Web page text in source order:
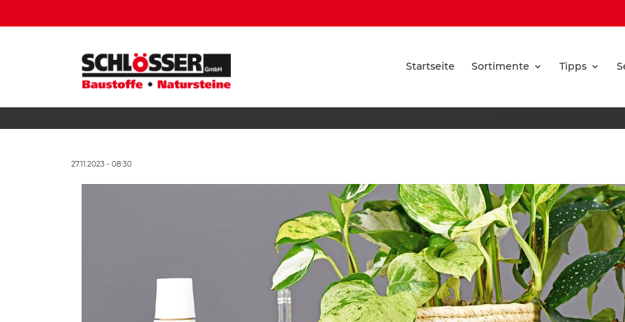
Startseite Sortimente Tipps
27.11.2023 - 08:30